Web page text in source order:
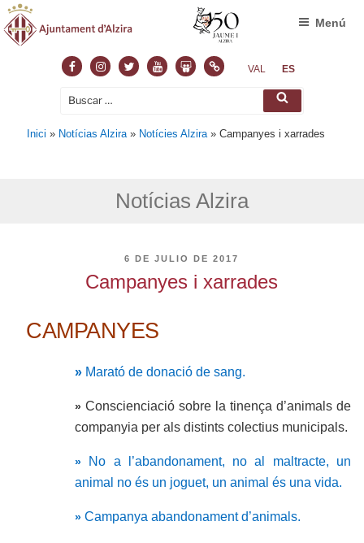
FacebookInstagram
TwitterYoutubeSlideshare
NormasVAL ES
Buscar
Buscar
Menú
Inici » Notícias Alzira » Notícies Alzira »Campanyes i xarrades
Notícias Alzira
PUBLICADO
6 DE JULIO DE 2017
Campanyes i xarrades
CAMPANYES
» Marató de donació de sang.
»Conscienciació sobre la tinença d’animals de
companyia per als distints colectius municipals.
» No a l’abandonament, no al maltracte, un
animal no és un joguet, un animal és una vida.
»Campanya abandonament d’animals.